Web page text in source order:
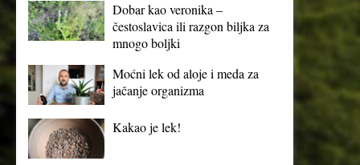
Dobar kao veronika –
čestoslavica ili razgon biljka za
mnogo boljki
Moćni lek od aloje i meda za
jačanje organizma
Kakao je lek!